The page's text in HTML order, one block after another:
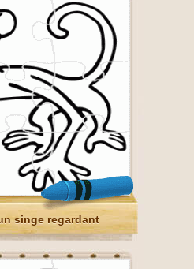
singe regardant